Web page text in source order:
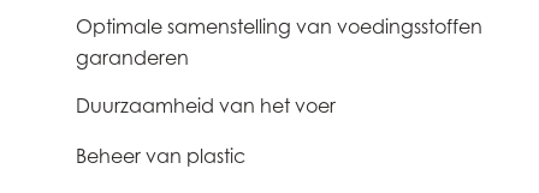
Optimale samenstelling van voedingsstoffen
garanderen
Duurzaamheid van het voer
Beheer van plastic